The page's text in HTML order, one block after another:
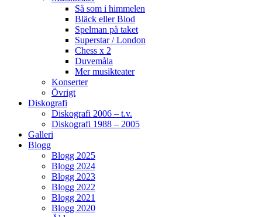
Så som i himmelen
Bläck eller Blod
Spelman på taket
Superstar / London
Chess x 2
Duvemåla
Mer musikteater
Konserter
Övrigt
Diskografi
Diskografi 2006 – t.v.
Diskografi 1988 – 2005
Galleri
Blogg
Blogg 2025
Blogg 2024
Blogg 2023
Blogg 2022
Blogg 2021
Blogg 2020